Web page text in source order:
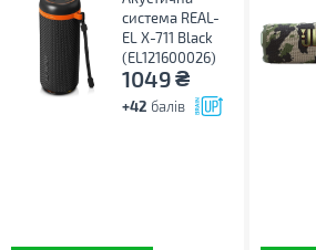
система REAL-
EL X-711 Black
(EL121600026)
1049₴
+42 балів